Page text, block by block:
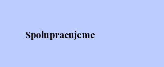
Spolupracujeme